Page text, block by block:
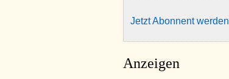
Jetzt Abonnent werden
Anzeigen